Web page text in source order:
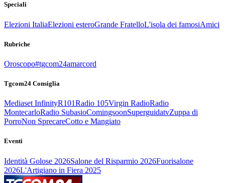
Speciali
Elezioni ItaliaElezioni esteroGrande FratelloL'isola dei famosiAmici
Rubriche
Oroscopo#tgcom24amarcord
Tgcom24 Consiglia
Mediaset InfinityR101Radio 105Virgin RadioRadio
MontecarloRadio SubasioComingsoonSuperguidatvZuppa di
PorroNon SprecareCotto e Mangiato
Eventi
Identità Golose 2026Salone del Risparmio 2026Fuorisalone
2026L'Artigiano in Fiera 2025